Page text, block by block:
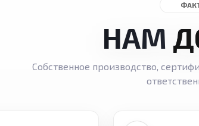
НАМ
Собственное производство,